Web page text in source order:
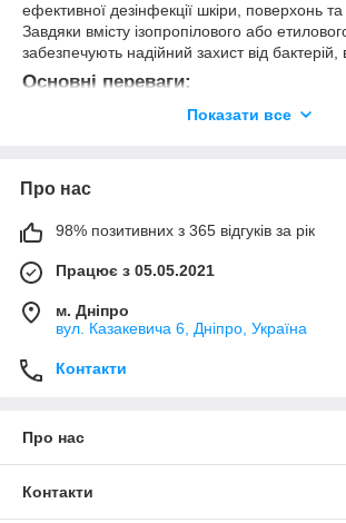
ефективної дезінфекції шкіри, поверхонь та
Завдяки вмісту ізопропілового або
забезпечують надійний захист від бактерій,
Основні переваги:
Швидка дезінфекція: Ідеально
дозволяє завжди мати серветки під
Безпечні для шкіри: Мають м’яку дію,
викликають подразнень і швидко
залишаючи шкіру сухою та чистою.
шкіри, але й для дезінфекції різних
гігієни та підтримання чистоти в умовах
зараження. Оберіть оптимальний варіант
асортименту!
Показати все
Про нас
98% позитивних з 365 відгуків за рік
Працює з 05.05.2021
м. Дніпро
вул. Казакевича 6, Дніпро, Україна
Контакти
Про нас
Контакти